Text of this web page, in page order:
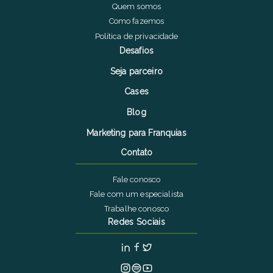
Quem somos
Como fazemos
Política de privacidade
Desafios
Seja parceiro
Cases
Blog
Marketing para Franquias
Contato
Fale conosco
Fale com um especialista
Trabalhe conosco
Redes Sociais